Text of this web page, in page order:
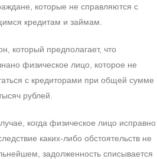
которые не справляются с
кредитам и займам.
который предполагает, что
физическое лицо, которое не
с кредиторами при общей сумме
рублей.
когда физическое лицо исправно
каких-либо обстоятельств не
задолженность списывается